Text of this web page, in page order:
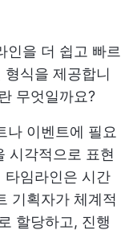
인을 더 쉽고 빠르
식을 제공합니
무엇일까요?
나 이벤트에 필요
시각적으로 표현
타임라인은 시간
기획자가 체계적
할당하고, 진행